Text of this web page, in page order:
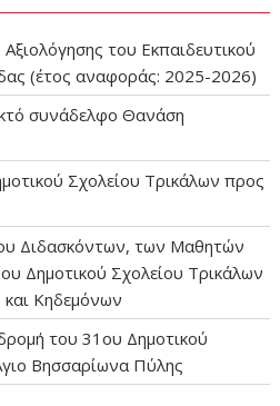
του Εκπαιδευτικού
(έτος αναφοράς: 2025-2026)
συνάδελφο Θανάση
Σχολείου Τρικάλων προς
Διδασκόντων, των Μαθητών
Δημοτικού Σχολείου Τρικάλων
Κηδεμόνων
του 31ου Δημοτικού
Βησσαρίωνα Πύλης